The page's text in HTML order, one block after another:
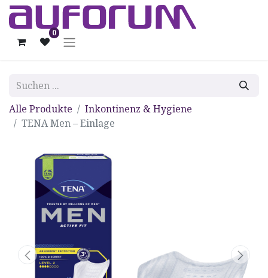
0
Alle Produkte
Inkontinenz & Hygiene
TENA Men – Einlage